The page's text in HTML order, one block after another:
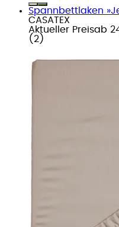
Spannbettlaken
CASATEX
Aktueller Preisab
( 2 )